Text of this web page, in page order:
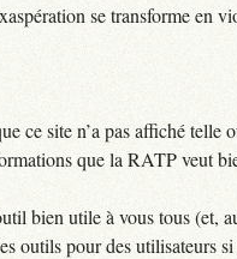
se transforme en
ce site n’a pas affiché
que la RATP veut
bien utile à vous tous (et,
outils pour des utilisateurs